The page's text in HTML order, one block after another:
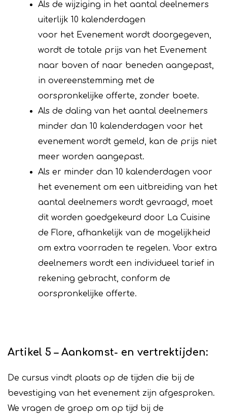
Als de wijziging in het aantal deelnemers
uiterlijk 10 kalenderdagen
voor het Evenement wordt doorgegeven,
wordt de totale prijs van het Evenement
naar boven of naar beneden aangepast,
in overeenstemming met de
oorspronkelijke offerte, zonder boete.
Als de daling van het aantal deelnemers
minder dan 10 kalenderdagen voor het
evenement wordt gemeld, kan de prijs niet
meer worden aangepast.
Als er minder dan 10 kalenderdagen voor
het evenement om een uitbreiding van het
aantal deelnemers wordt gevraagd, moet
dit worden goedgekeurd door La Cuisine
de Flore, afhankelijk van de mogelijkheid
om extra voorraden te regelen. Voor extra
deelnemers wordt een individueel tarief in
rekening gebracht, conform de
oorspronkelijke offerte.
Artikel 5 – Aankomst- en vertrektijden:
De cursus vindt plaats op de tijden die bij de
bevestiging van het evenement zijn afgesproken.
We vragen de groep om op tijd bij de